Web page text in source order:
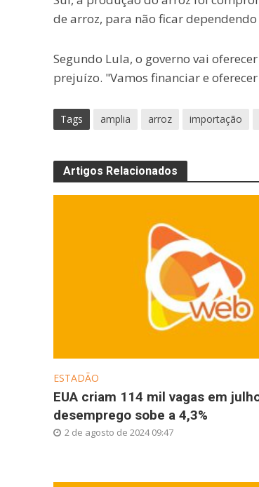
de arroz, para não ficar
Segundo Lula, o governo vai
prejuízo. "Vamos financiar e
Tags amplia arroz importação
Artigos Relacionados
ESTADÃO
EUA criam 114 mil vagas em
desemprego sobe a 4,3%
2 de agosto de 2024 09:47